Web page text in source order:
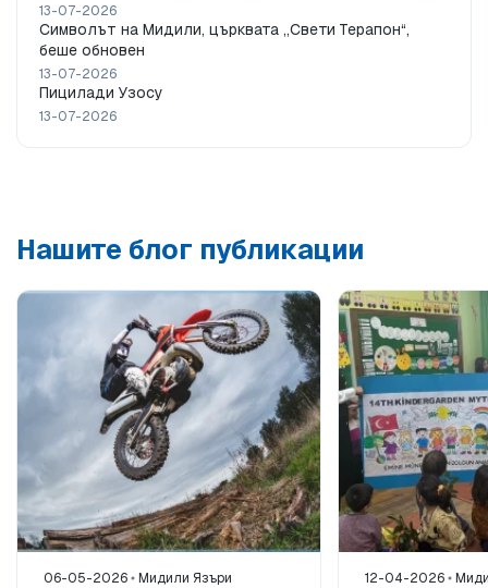
13-07-2026
Символът на Мидили, църквата „Свети Терапон“,
беше обновен
13-07-2026
Пицилади Узосу
13-07-2026
Нашите блог публикации
06-05-2026 Мидили Язъри 12-04-2026